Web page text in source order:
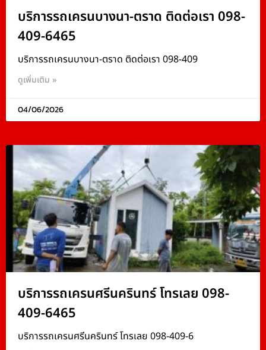
บริการรถเครนบางนา-ตราด ติดต่อเรา 098-
409-6465
บริการรถเครนบางนา-ตราด ติดต่อเรา 098-409
ดูเพิ่มเติม »
04/06/2026
บริการรถเครนศรีนครินทร์ โทรเลย 098-
409-6465
บริการรถเครนศรีนครินทร์ โทรเลย 098-409-6